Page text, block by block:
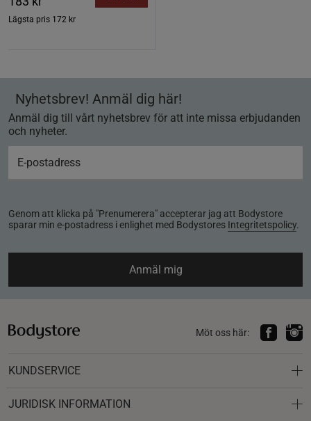
Lägsta pris 172 kr
Nyhetsbrev! Anmäl dig här!
Anmäl dig till vårt nyhetsbrev för att inte missa erbjudanden
och nyheter.
Genom att klicka på "Prenumerera" accepterar jag att Bodystore
sparar min e-postadress i enlighet med Bodystores Integritetspolicy.
Anmäl mig
Möt oss här:
KUNDSERVICE
JURIDISK INFORMATION